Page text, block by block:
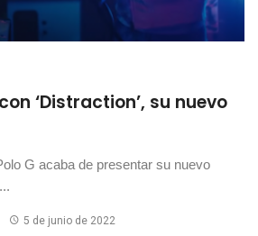
‘Distraction’, su nuevo
G acaba de presentar su nuevo
5 de junio de 2022